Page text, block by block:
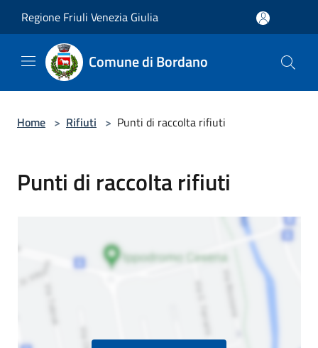
Regione Friuli Venezia Giulia
Comune di Bordano
Home > Rifiuti > Punti di raccolta rifiuti
Punti di raccolta rifiuti